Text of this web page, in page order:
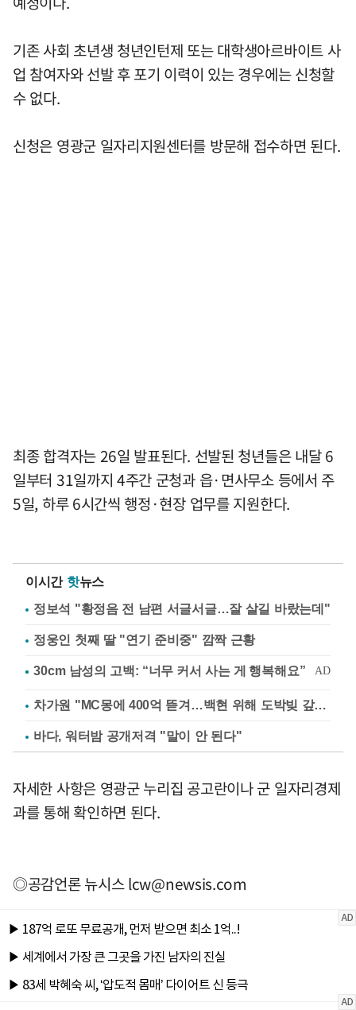
기존 사회 초년생 청년인턴제 또는 대학생아르바이트 사
업 참여자와 선발 후 포기 이력이 있는 경우에는 신청할
수 없다.
신청은 영광군 일자리지원센터를 방문해 접수하면 된다.
최종 합격자는 26일 발표된다. 선발된 청년들은 내달 6
일부터 31일까지 4주간 군청과 읍·면사무소 등에서 주
5일, 하루 6시간씩 행정·현장 업무를 지원한다.
이시간 핫뉴스
정보석 "황정음 전 남편 서글서글…잘 살길 바랐는데"
정웅인 첫째 딸 "연기 준비중" 깜짝 근황
차가원 "MC몽에 400억 뜯겨…백현 위해 도박빚 갚아줘"
바다, 워터밤 공개저격 "말이 안 된다"
자세한 사항은 영광군 누리집 공고란이나 군 일자리경제
과를 통해 확인하면 된다.
◎공감언론 뉴시스lcw@newsis.com